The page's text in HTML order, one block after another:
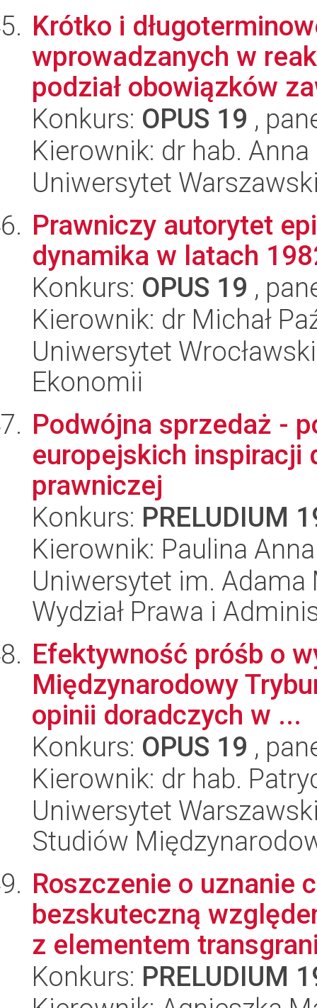
Krótko i
wprowadzanych w
podział obowiązków
Konkurs: OPUS 19 ,
Kierownik: dr hab.
Uniwersytet
Prawniczy autorytet
dynamika w latach
Konkurs: OPUS 19 ,
Kierownik: dr Michał
Uniwersytet
Ekonomii
Podwójna sprzedaż -
europejskich inspiracji
prawniczej
Konkurs: PRELUDIUM
Kierownik: Paulina
Uniwersytet im.
Wydział Prawa i
Efektywność próśb o
Międzynarodowy
opinii doradczych w ...
Konkurs: OPUS 19 ,
Kierownik: dr hab.
Uniwersytet
Studiów
Roszczenie o uznanie
bezskuteczną
z elementem
Konkurs: PRELUDIUM